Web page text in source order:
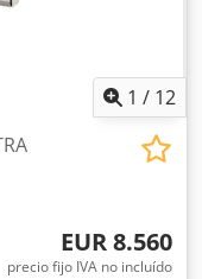
1 / 12
EUR 8.560
precio fijo IVA no incluído